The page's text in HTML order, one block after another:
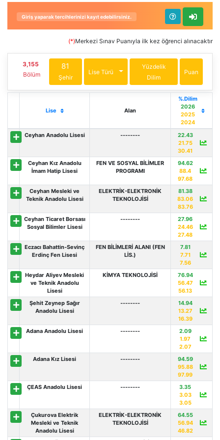
Giriş yaparak tercihlerinizi kayıt edebilirsiniz.
(*)Merkezi Sınav Puanıyla ilk kez öğrenci alınacaktır
3,155
Bölüm
81
Şehir
Lise Türü
Yüzdelik
Dilim
Puan
Lise Alan
%.Dilim
2026
2025
2024
Ceyhan Anadolu Lisesi
--------
22.43
21.75
30.41
Ceyhan Kız Anadolu
İmam Hatip Lisesi
FEN VE SOSYAL BİLİMLER
PROGRAMI
94.62
88.4
97.68
Ceyhan Mesleki ve
Teknik Anadolu Lisesi
ELEKTRİK-ELEKTRONİK
TEKNOLOJİSİ
81.38
83.06
83.76
Ceyhan Ticaret Borsası
Sosyal Bilimler Lisesi
--------
27.96
24.46
27.48
Eczacı Bahattin-Sevinç
Erdinç Fen Lisesi
FEN BİLİMLERİ ALANI (FEN
LİS.)
7.81
7.71
7.56
Heydar Aliyev Mesleki
ve Teknik Anadolu
Lisesi
KİMYA TEKNOLOJİSİ
76.94
56.47
56.13
Şehit Zeynep Sağır
Anadolu Lisesi
--------
14.94
13.27
16.39
Adana Anadolu Lisesi
--------
2.09
1.97
2.07
Adana Kız Lisesi
--------
94.59
95.88
97.99
ÇEAS Anadolu Lisesi
--------
3.35
3.03
3.05
Çukurova Elektrik
Mesleki ve Teknik
Anadolu Lisesi
ELEKTRİK-ELEKTRONİK
TEKNOLOJİSİ
64.55
56.94
46.82